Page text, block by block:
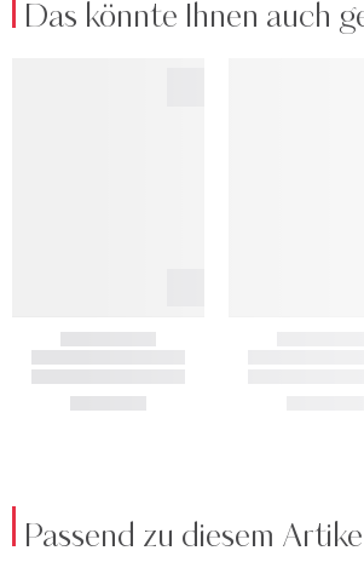
Das könnte Ihnen auch
Passend zu diesem